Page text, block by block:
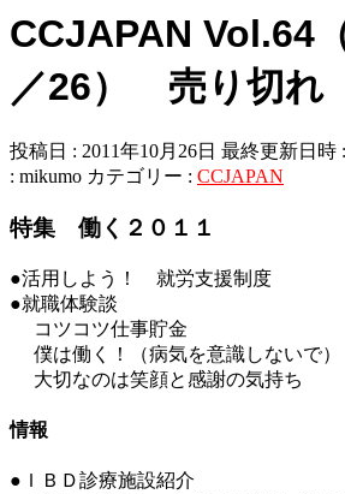
CCJAPAN Vol.64
／26） 売り切れ
投稿日 : 2011年10月26日 最終更新日時
: mikumo カテゴリー : CCJAPAN
特集 働く２０１１
●活用しよう！ 就労支援制度
●就職体験談
コツコツ仕事貯金
僕は働く！（病気を意識しないで）
大切なのは笑顔と感謝の気持ち
情報
●ＩＢＤ診療施設紹介